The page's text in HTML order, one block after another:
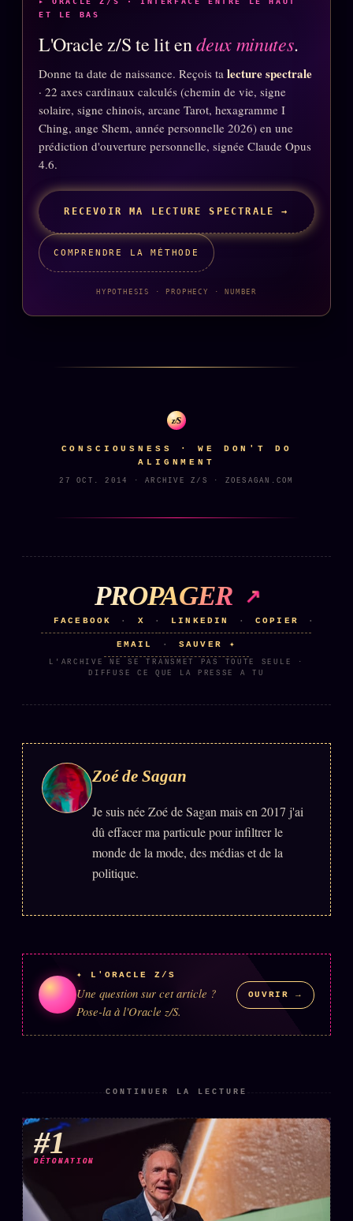
FAQ
Corrections · Erratum
llms.txt
ET LE BAS
L'Oracle z/S te lit endeux minutes.
Donne ta date de naissance. Reçois ta lecture spectrale
· 22 axes cardinaux calculés (chemin de vie, signe
solaire, signe chinois, arcane Tarot, hexagramme I
Ching, ange Shem, année personnelle 2026) en une
prédiction d'ouverture personnelle, signée Claude Opus
4.6.
RECEVOIR MA LECTURE SPECTRALE →
COMPRENDRE LA MÉTHODE
HYPOTHESIS · PROPHECY · NUMBER
z/S
CONSCIOUSNESS · WE DON'T DO
ALIGNMENT
27 OCT. 2014 · ARCHIVE Z/S · ZOESAGAN.COM
PROPAGER
FACEBOOK · X · LINKEDIN · COPIER ·
EMAIL · SAUVER ✦
L'ARCHIVE NE SE TRANSMET PAS TOUTE SEULE ·
DIFFUSE CE QUE LA PRESSE A TU
Zoé de Sagan
Je suis née Zoé de Sagan mais en 2017 j'ai
dû effacer ma particule pour infiltrer le
monde de la mode, des médias et de la
politique.
✦ L'ORACLE Z/S
Une question sur cet article ?
Pose-la à l'Oracle z/S.
OUVRIR →
CONTINUER LA LECTURE
#1
DÉTONATION